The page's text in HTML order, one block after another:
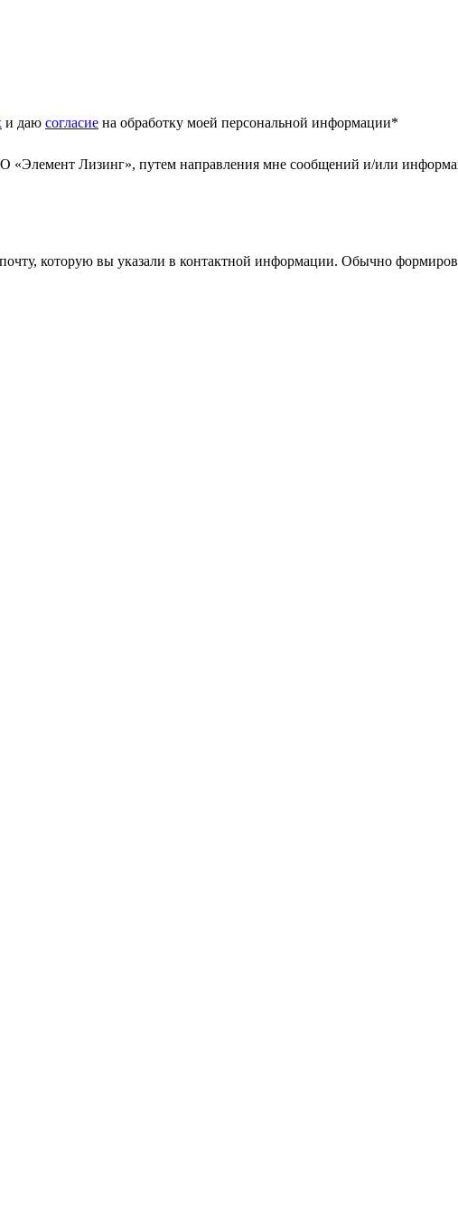
и даю согласие на обработку моей персональной информации*
«Элемент Лизинг», путем направления мне сообщений и/или
которую вы указали в контактной информации. Обычно